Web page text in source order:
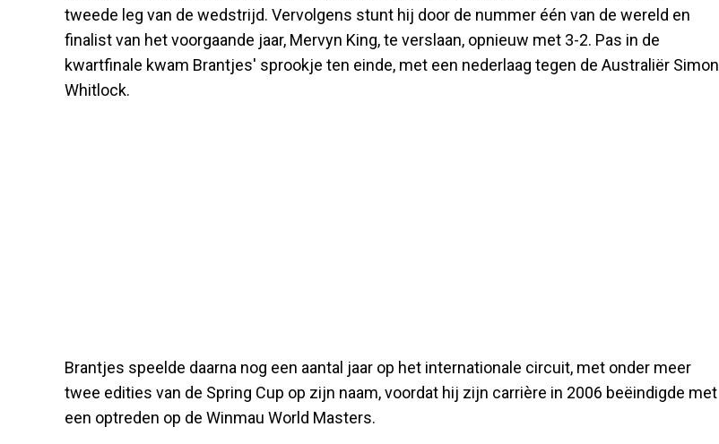
tweede leg van de wedstrijd. Vervolgens stunt hij door de nummer één van de wereld en
finalist van het voorgaande jaar, Mervyn King, te verslaan, opnieuw met 3-2. Pas in de
kwartfinale kwam Brantjes' sprookje ten einde, met een nederlaag tegen de Australiër Simon
Whitlock.
Brantjes speelde daarna nog een aantal jaar op het internationale circuit, met onder meer
twee edities van de Spring Cup op zijn naam, voordat hij zijn carrière in 2006 beëindigde met
een optreden op de Winmau World Masters.